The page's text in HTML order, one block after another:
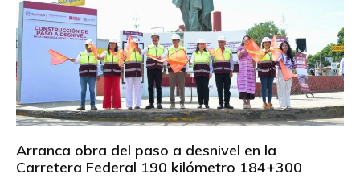
Arranca obra del paso a desnivel en la
Carretera Federal 190 kilómetro 184+300